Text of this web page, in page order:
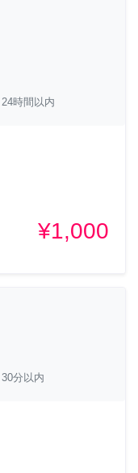
時間以内
¥1,000
分以内